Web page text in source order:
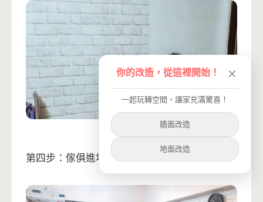
第四步：傢俱進場
你的改造，從這裡開始！ ✕
一起玩轉空間，讓家充滿驚喜！
牆面改造
地面改造